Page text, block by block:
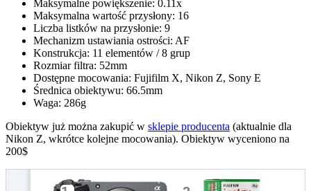
Maksymalne powiększenie: 0.11x
Maksymalna wartość przysłony: 16
Liczba listków na przysłonie: 9
Mechanizm ustawiania ostrości: AF
Konstrukcja: 11 elementów / 8 grup
Rozmiar filtra: 52mm
Dostępne mocowania: Fujifilm X, Nikon Z, Sony E
Średnica obiektywu: 66.5mm
Waga: 286g
Obiektyw już można zakupić w sklepie producenta (aktualnie dla
Nikon Z, wkrótce kolejne mocowania). Obiektyw wyceniono na
200$